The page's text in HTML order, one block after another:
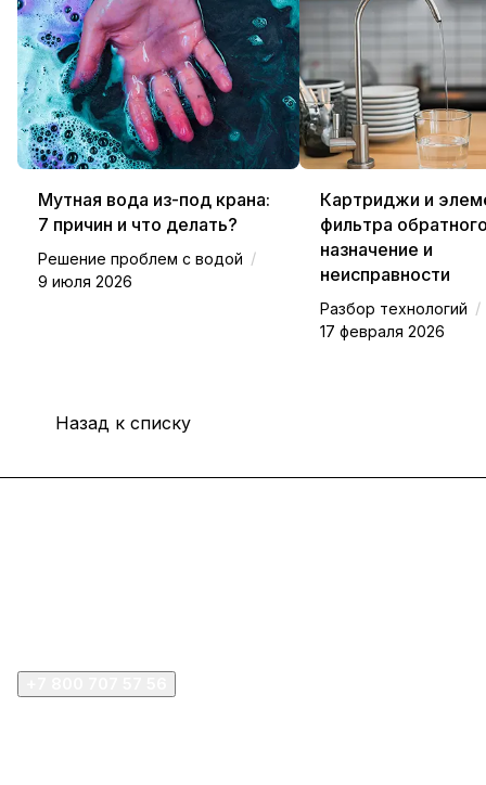
Мутная вода из-под крана:
7 причин и что делать?
Решение проблем с водой /
9 июля 2026
Картриджи и
фильтра
назначение и
неисправности
Разбор технологий /
17 февраля 2026
Назад к списку